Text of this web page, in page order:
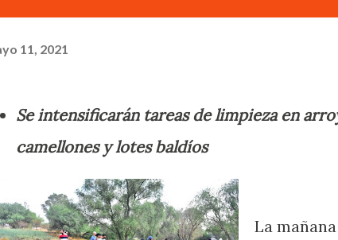
11, 2021
Se intensificarán tareas de limpieza en
camellones y lotes baldíos
La